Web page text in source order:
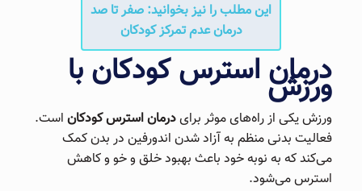
این مطلب را نیز بخوانید: صفر تا صد
درمان عدم تمرکز کودکان
درمان استرس کودکان با
ورزش
ورزش یکی از راه‌های موثر برایدرمان استرس کودکاناست.
فعالیت بدنی منظم به آزاد شدن اندورفین در بدن کمک
می‌کند که به نوبه خود باعث بهبود خلق و خو و کاهش
استرس می‌شود.